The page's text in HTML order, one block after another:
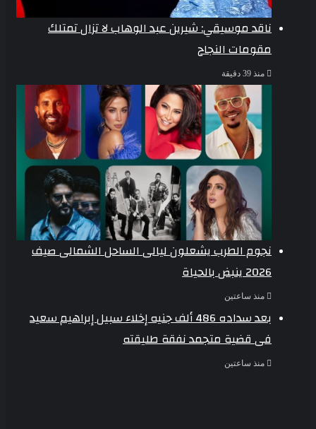
ناقد موسيقي: شيرين عبد الوهاب لا تزال تمتلك
مقومات النجاح
منذ 39 دقيقة
نجوم الطرب يشعلون ليالى الساحل الشمالى صيف
2026 ينبض بالحياة
منذ ساعتين
بعد سداده 486 ألف جنيه إخلاء سبيل إبراهيم سعيد
فى قضية متجمد نفقة طليقته
منذ ساعتين